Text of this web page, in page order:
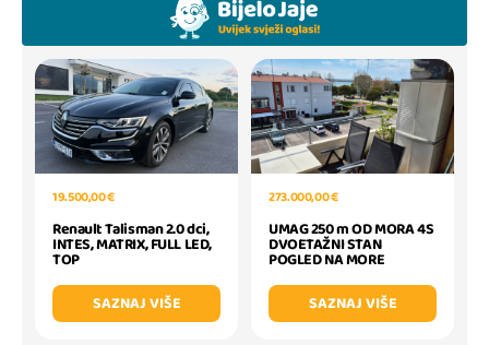
19.500,00 €
Renault Talisman 2.0 dci,
INTES, MATRIX, FULL LED,
TOP
SAZNAJ VIŠE
273.000,00 €
UMAG 250 m OD MORA 4S
DVOETAŽNI STAN
POGLED NA MORE
SAZNAJ VIŠE